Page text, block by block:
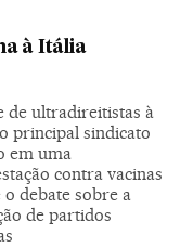
à Itália
de ultradireitistas à
principal sindicato
em uma
contra vacinas
debate sobre a
de partidos